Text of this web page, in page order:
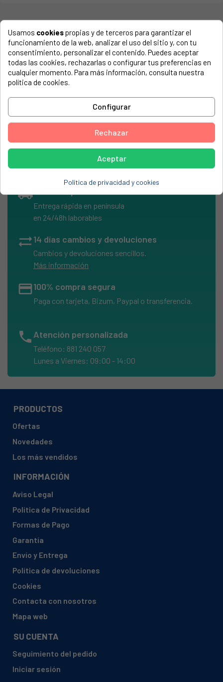
COMPATIBLE CON...
El número de modelo lo encontrarás en la etiqueta de tu
electrodoméstico. Suele estar formado por números y
letras.
RELÉ UNIVERSAL PARA FRIGORÍFICO 1/2 A 1/12, 220/240V,
6(6)A. Ts 95°C. 3 contactos.
local_shipping
Entrega rápida en península
en 24/48h laborables
sync_alt14 días cambios y devoluciones
Cambios y devoluciones sencillos.
Más información
credit_card100% compra segura
Paga con tarjeta, Bizum, Paypal o transferencia.
phone Atención personalizada
Teléfono: 881 240 057
Lunes a Viernes: 09:00 - 14:00
PRODUCTOS
Ofertas
Novedades
Los más vendidos
INFORMACIÓN
Aviso Legal
Política de Privacidad
Formas de Pago
Garantía
Envío y Entrega
Política de devoluciones
Cookies
Contacta con nosotros
Mapa web
SU CUENTA
Seguimiento del pedido
Iniciar sesión
Usamos cookiespropias y de terceros para garantizar el
funcionamiento de la web, analizar el uso del sitio y, con tu
consentimiento, personalizar el contenido. Puedes aceptar
todas las cookies, rechazarlas o configurar tus preferencias en
cualquier momento. Para más información, consulta nuestra
política de cookies.
Configurar
Rechazar
Aceptar
Política de privacidad y cookies